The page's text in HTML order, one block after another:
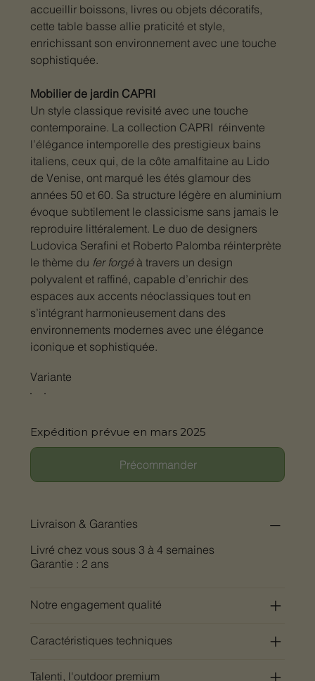
accueillir boissons, livres ou objets décoratifs,
cette table basse allie praticité et style,
enrichissant son environnement avec une touche
sophistiquée.
Mobilier de jardin CAPRI
Un style classique revisité avec une touche
contemporaine. La collection CAPRI réinvente
l’élégance intemporelle des prestigieux bains
italiens, ceux qui, de la côte amalfitaine au Lido
de Venise, ont marqué les étés glamour des
années 50 et 60. Sa structure légère en aluminium
évoque subtilement le classicisme sans jamais le
reproduire littéralement. Le duo de designers
Ludovica Serafini et Roberto Palomba réinterprète
le thème du fer forgéà travers un design
polyvalent et raffiné, capable d’enrichir des
espaces aux accents néoclassiques tout en
s’intégrant harmonieusement dans des
environnements modernes avec une élégance
iconique et sophistiquée.
Variante
Expédition prévue en mars 2025
Précommander
Livraison & Garanties
Livré chez vous sous 3 à 4 semaines
Garantie : 2 ans
Notre engagement qualité
Caractéristiques techniques
Talenti, l'outdoor premium